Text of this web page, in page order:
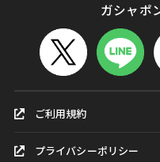
ガシャポ
ご利用規約
プライバシーポリシー